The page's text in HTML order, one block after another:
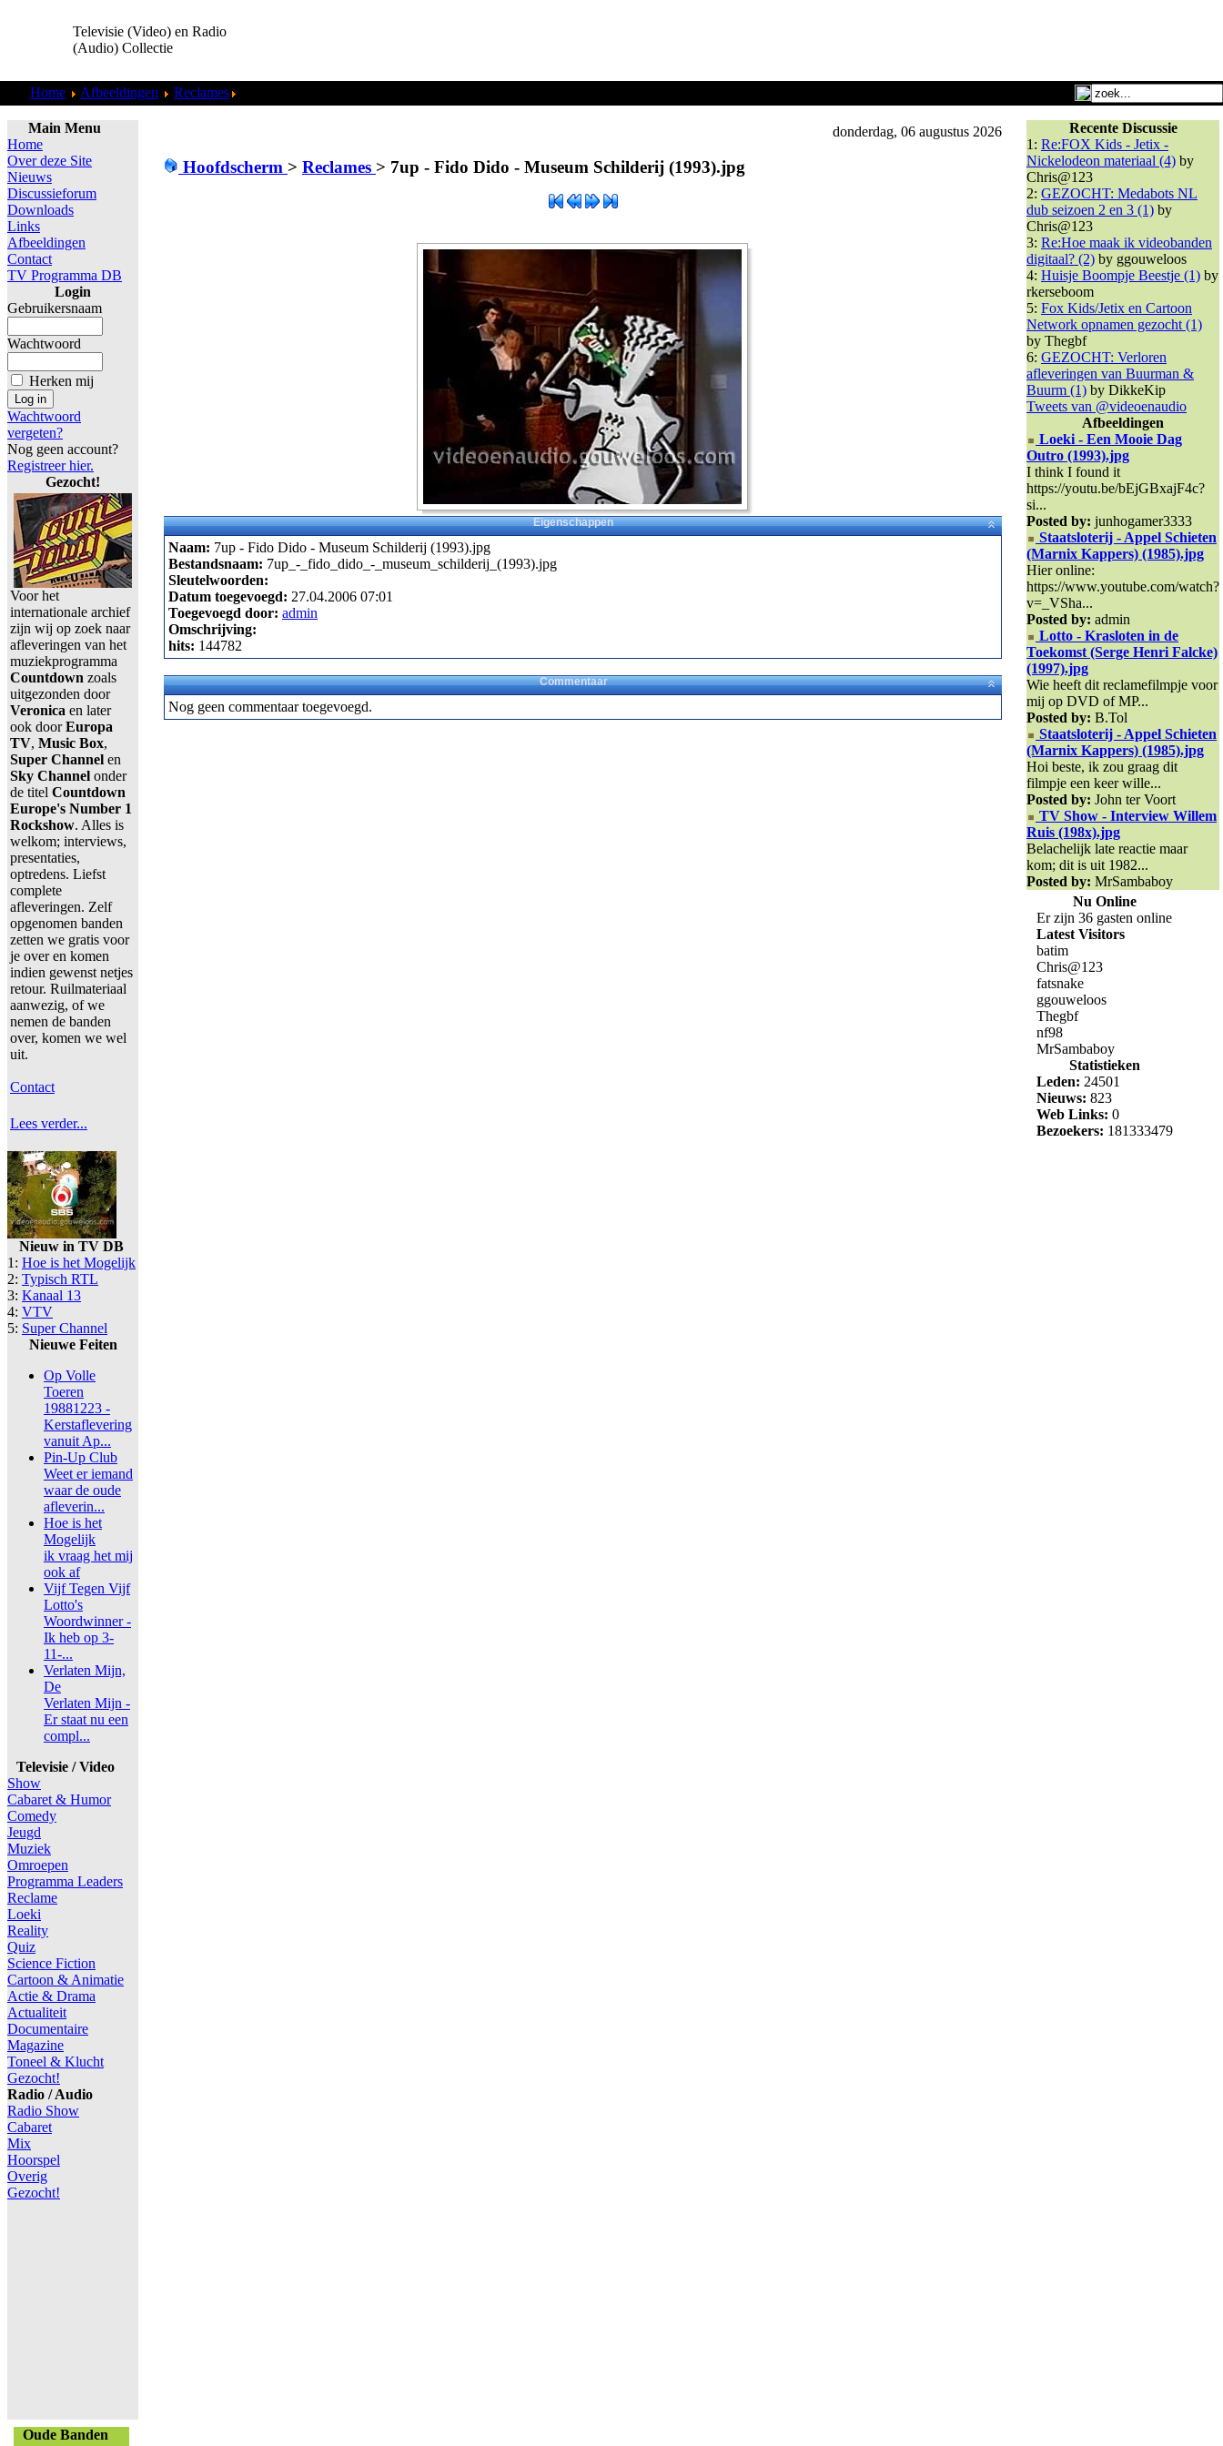
Televisie (Video) en Radio
(Audio) Collectie
Home Afbeeldingen Reclames
Main Menu
Home
Over deze Site
Nieuws
Discussieforum
Downloads
Links
Afbeeldingen
Contact
TV Programma DB
Login
Gebruikersnaam
Wachtwoord
Herken mij
Wachtwoord
vergeten?
Nog geen account?
Registreer hier.
Gezocht!
Voor het
internationale archief
zijn wij op zoek naar
afleveringen van het
muziekprogramma
Countdown zoals
uitgezonden door
Veronica en later
ook doorEuropa
TV, Music Box,
Super Channel en
Sky Channel onder
de titel Countdown
Europe's Number 1
Rockshow. Alles is
welkom; interviews,
presentaties,
optredens. Liefst
complete
afleveringen. Zelf
opgenomen banden
zetten we gratis voor
je over en komen
indien gewenst netjes
retour. Ruilmateriaal
aanwezig, of we
nemen de banden
over, komen we wel
uit.
Contact
Lees verder...
Nieuw in TV DB
1: Hoe is het Mogelijk
2: Typisch RTL
3: Kanaal 13
4: VTV
5: Super Channel
Nieuwe Feiten
Op Volle
Toeren
19881223 -
Kerstaflevering
vanuit Ap...
Pin-Up Club
Weet er iemand
waar de oude
afleverin...
Hoe is het
Mogelijk
ik vraag het mij
ook af
Vijf Tegen Vijf
Lotto's
Woordwinner -
Ik heb op 3-
11-...
Verlaten Mijn,
De
Verlaten Mijn -
Er staat nu een
compl...
Televisie / Video
Show
Cabaret & Humor
Comedy
Jeugd
Muziek
Omroepen
Programma Leaders
Reclame
Loeki
Reality
Quiz
Science Fiction
Cartoon & Animatie
Actie & Drama
Actualiteit
Documentaire
Magazine
Toneel & Klucht
Gezocht!
Radio / Audio
Radio Show
Cabaret
Mix
Hoorspel
Overig
Gezocht!
Oude Banden
donderdag, 06 augustus 2026
Hoofdscherm > Reclames > 7up - Fido Dido - Museum Schilderij (1993).jpg
Eigenschappen
Naam: 7up - Fido Dido - Museum Schilderij (1993).jpg
Bestandsnaam: 7up_-_fido_dido_-_museum_schilderij_(1993).jpg
Sleutelwoorden:
Datum toegevoegd: 27.04.2006 07:01
Toegevoegd door: admin
Omschrijving:
hits: 144782
Commentaar
Nog geen commentaar toegevoegd.
Recente Discussie
1: Re:FOX Kids - Jetix -
Nickelodeon materiaal (4) by
Chris@123
2: GEZOCHT: Medabots NL
dub seizoen 2 en 3 (1) by
Chris@123
3: Re:Hoe maak ik videobanden
digitaal? (2) by ggouweloos
4: Huisje Boompje Beestje (1) by
rkerseboom
5: Fox Kids/Jetix en Cartoon
Network opnamen gezocht (1)
by Thegbf
6: GEZOCHT: Verloren
afleveringen van Buurman &
Buurm (1) by DikkeKip
Tweets van @videoenaudio
Afbeeldingen
Loeki - Een Mooie Dag
Outro (1993).jpg
I think I found it
https://youtu.be/bEjGBxajF4c?
si...
Posted by: junhogamer3333
Staatsloterij - Appel Schieten
(Marnix Kappers) (1985).jpg
Hier online:
https://www.youtube.com/watch?
v=_VSha...
Posted by: admin
Lotto - Krasloten in de
Toekomst (Serge Henri Falcke)
(1997).jpg
Wie heeft dit reclamefilmpje voor
mij op DVD of MP...
Posted by: B.Tol
Staatsloterij - Appel Schieten
(Marnix Kappers) (1985).jpg
Hoi beste, ik zou graag dit
filmpje een keer wille...
Posted by: John ter Voort
TV Show - Interview Willem
Ruis (198x).jpg
Belachelijk late reactie maar
kom; dit is uit 1982...
Posted by: MrSambaboy
Nu Online
Er zijn 36 gasten online
Latest Visitors
batim
Chris@123
fatsnake
ggouweloos
Thegbf
nf98
MrSambaboy
Statistieken
Leden: 24501
Nieuws: 823
Web Links: 0
Bezoekers: 181333479